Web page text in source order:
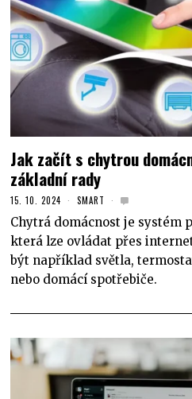
Jak začít s chytrou
základní rady
15. 10. 2024 SMART
Chytrá domácnost je systém
která lze ovládat přes
být například světla,
nebo domácí spotřebiče.